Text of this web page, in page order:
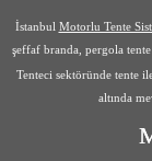
İstanbul Motorlu Tente
şeffaf branda, pergola
Tenteci sektöründe tente
altında